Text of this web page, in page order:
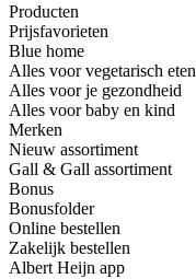
Producten
Prijsfavorieten
Blue home
Alles voor vegetarisch eten
Alles voor je gezondheid
Alles voor baby en kind
Merken
Nieuw assortiment
Gall & Gall assortiment
Bonus
Bonusfolder
Online bestellen
Zakelijk bestellen
Albert Heijn app